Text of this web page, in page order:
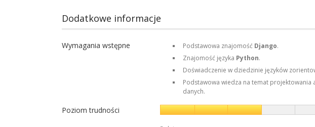
Dodatkowe informacje
Wymagania wstępne Podstawowa znajomość Django.
Znajomość języka Python.
Doświadczenie w dziedzinie języków
Podstawowa wiedza na temat projektowania
danych.
Poziom trudności